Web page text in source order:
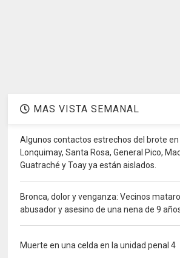
MAS VISTA SEMANAL
Algunos contactos estrechos del brote en
Lonquimay, Santa Rosa, General Pico,
Guatraché y Toay ya están aislados.
Bronca, dolor y venganza: Vecinos
abusador y asesino de una nena de 9
Muerte en una celda en la unidad penal 4